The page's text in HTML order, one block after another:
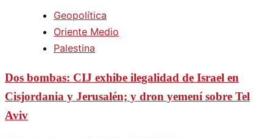
Geopolítica
Oriente Medio
Palestina
Dos bombas: CIJ exhibe ilegalidad de Israel en
Cisjordania y Jerusalén; y dron yemení sobre Tel
Aviv